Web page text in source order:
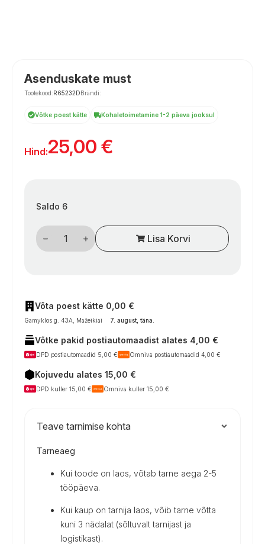
Asenduskate must
Tootekood:R65232DBrändi:
Võtke poest kätte Kohaletoimetamine 1-2 päeva jooksul
Hind:25,00 €
Saldo 6
Pakaitinis
dangtelis
juodas
Lisa Korvi
Võta poest kätte 0,00 €
Gamyklos g. 43A, Mažeikiai 7. august, täna
Võtke pakid postiautomaadist alates 4,00 €
DPD postiautomaadid 5,00 € Omniva postiautomaadid 4,00 €
Kojuvedu alates 15,00 €
DPD kuller 15,00 € Omniva kuller 15,00 €
Teave tarnimise kohta
Tarneaeg
Kui toode on laos, võtab tarne aega 2-5
tööpäeva.
Kui kaup on tarnija laos, võib tarne võtta
kuni 3 nädalat (sõltuvalt tarnijast ja
logistikast).